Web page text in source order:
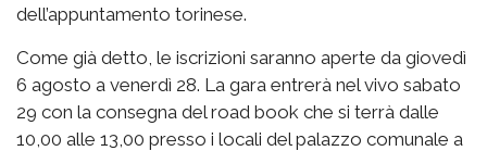
dell’appuntamento torinese.
Come già detto, le iscrizioni saranno aperte da giovedì
6 agosto a venerdì 28. La gara entrerà nel vivo sabato
29 con la consegna del road book che si terrà dalle
10,00 alle 13,00 presso i locali del palazzo comunale a